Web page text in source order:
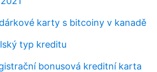
karty s bitcoiny v kanadě
typ kreditu
bonusová kreditní karta